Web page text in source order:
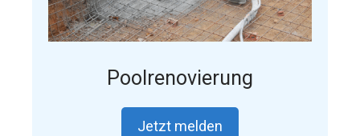
Poolrenovierung
Jetzt melden